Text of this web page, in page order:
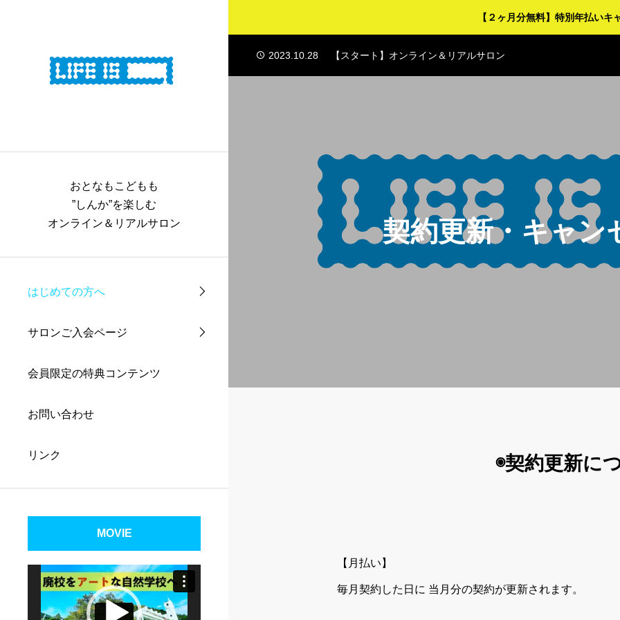
【２ヶ月分無料】特別年払いキ
おとなもこどもも
”しんか”を楽しむ
オンライン＆リアルサロン
はじめての方へ
サロンご入会ページ
会員限定の特典コンテンツ
お問い合わせ
リンク
MOVIE
【スタート】オンライン＆リアルサロン
2023.10.28
【スタート】オンライン＆リアルサロン
2023.10.28
【スタート】オンライン＆リアルサロン
2023.10.28
【スタート】オンライン＆リアルサロン
契約更新・キャン
◉契約更新に
【月払い】
毎月契約した日に 当月分の契約が更新されます。